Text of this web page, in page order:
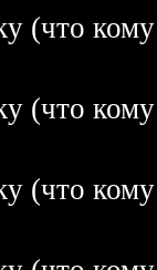
(что
(что
(что